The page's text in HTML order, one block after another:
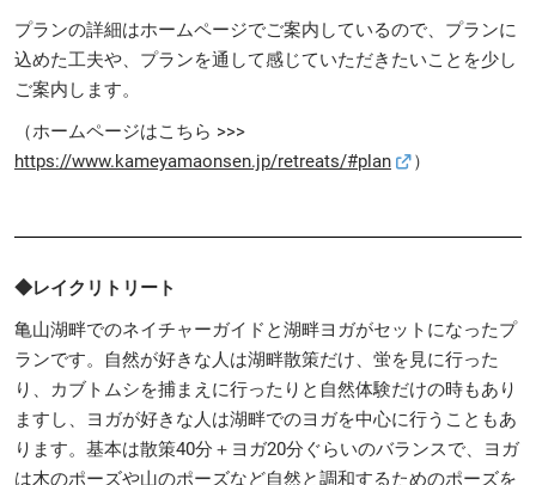
プランの詳細はホームページでご案内しているので、プランに
込めた工夫や、プランを通して感じていただきたいことを少し
ご案内します。
（ホームページはこちら >>>
https://www.kameyamaonsen.jp/retreats/#plan
）
◆レイクリトリート
亀山湖畔でのネイチャーガイドと湖畔ヨガがセットになったプ
ランです。自然が好きな人は湖畔散策だけ、蛍を見に行った
り、カブトムシを捕まえに行ったりと自然体験だけの時もあり
ますし、ヨガが好きな人は湖畔でのヨガを中心に行うこともあ
ります。基本は散策40分＋ヨガ20分ぐらいのバランスで、ヨガ
は木のポーズや山のポーズなど自然と調和するためのポーズを